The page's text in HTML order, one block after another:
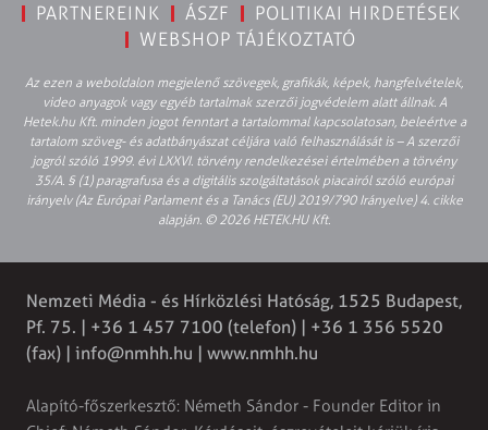
PARTNEREINK
ÁSZF
POLITIKAI HIRDETÉSEK
WEBSHOP TÁJÉKOZTATÓ
Az ezen a weboldalon megjelenő szövegek, grafikák, képek, hangfelvételek,
video anyagok vagy egyéb tartalmak szerzői jogvédelem alatt állnak. A
Hetek.hu Kft. minden jogot fenntart a tartalommal kapcsolatosan, beleértve a
tartalom szöveg- és adatbányászat céljára való felhasználását is – A szerzői
jogról szóló 1999. évi LXXVI. törvény rendelkezései értelmében a törvény
35/A. § (1) paragrafusa és a digitális szolgáltatások piacairól szóló európai
irányelv (Az Európai Parlament és a Tanács (EU) 2019/790 Irányelve) 4. cikke
alapján. © 2026 HETEK.HU Kft.
Nemzeti Média - és Hírközlési Hatóság, 1525 Budapest,
Pf. 75. | +36 1 457 7100 (telefon) | +36 1 356 5520
(fax) | info@nmhh.hu | www.nmhh.hu
Alapító-főszerkesztő: Németh Sándor - Founder Editor in